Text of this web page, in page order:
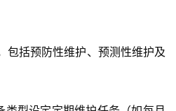
包括预防性维护、预测性维护及